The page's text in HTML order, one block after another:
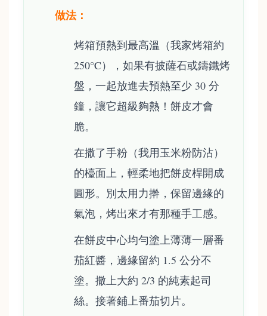
做法：
烤箱預熱到最高溫（我家烤箱約
250°C），如果有披薩石或鑄鐵烤
盤，一起放進去預熱至少 30 分
鐘，讓它超級夠熱！餅皮才會
脆。
在撒了手粉（我用玉米粉防沾）
的檯面上，輕柔地把餅皮桿開成
圓形。別太用力擀，保留邊緣的
氣泡，烤出來才有那種手工感。
在餅皮中心均勻塗上薄薄一層番
茄紅醬，邊緣留約 1.5 公分不
塗。撒上大約 2/3 的純素起司
絲。接著鋪上番茄切片。